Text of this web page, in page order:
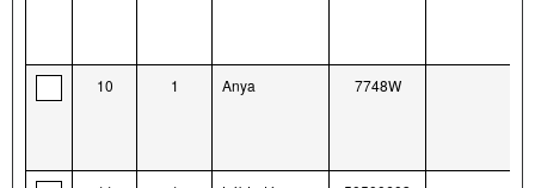
10 1 Anya 7748W